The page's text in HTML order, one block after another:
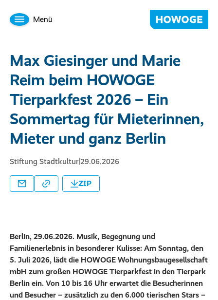
Menü
Max Giesinger und Marie
Reim beim HOWOGE
Tierparkfest 2026 – Ein
Sommertag für Mieterinnen,
Mieter und ganz Berlin
Stiftung Stadtkultur|29.06.2026
ZIP
Berlin, 29.06.2026. Musik, Begegnung und
Familienerlebnis in besonderer Kulisse: Am Sonntag, den
5. Juli 2026, lädt die HOWOGE Wohnungsbaugesellschaft
mbH zum großen HOWOGE Tierparkfest in den Tierpark
Berlin ein. Von 10 bis 16 Uhr erwartet die Besucherinnen
und Besucher – zusätzlich zu den 6.000 tierischen Stars –